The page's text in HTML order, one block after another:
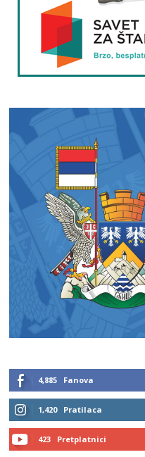
4,885 Fanova
1,420 Pratilaca
423 Pretplatnici